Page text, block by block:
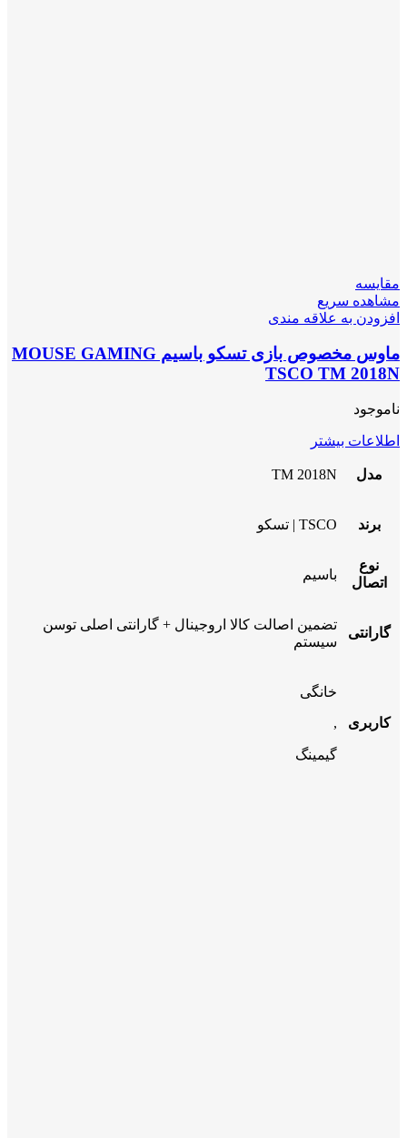
مقایسه
مشاهده سریع
افزودن به علاقه مندی
ماوس مخصوص بازی تسکو باسیم MOUSE GAMING
TSCO TM 2018N
ناموجود
اطلاعات بیشتر
مدل TM 2018N
برند TSCO | تسکو
نوع
اتصال
باسیم
گارانتی
تضمین اصالت کالا اروجینال + گارانتی اصلی توسن
سیستم
کاربری
خانگی
,
گیمینگ